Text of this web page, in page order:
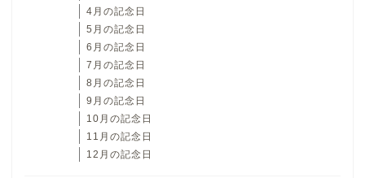
4月の記念日
5月の記念日
6月の記念日
7月の記念日
8月の記念日
9月の記念日
10月の記念日
11月の記念日
12月の記念日